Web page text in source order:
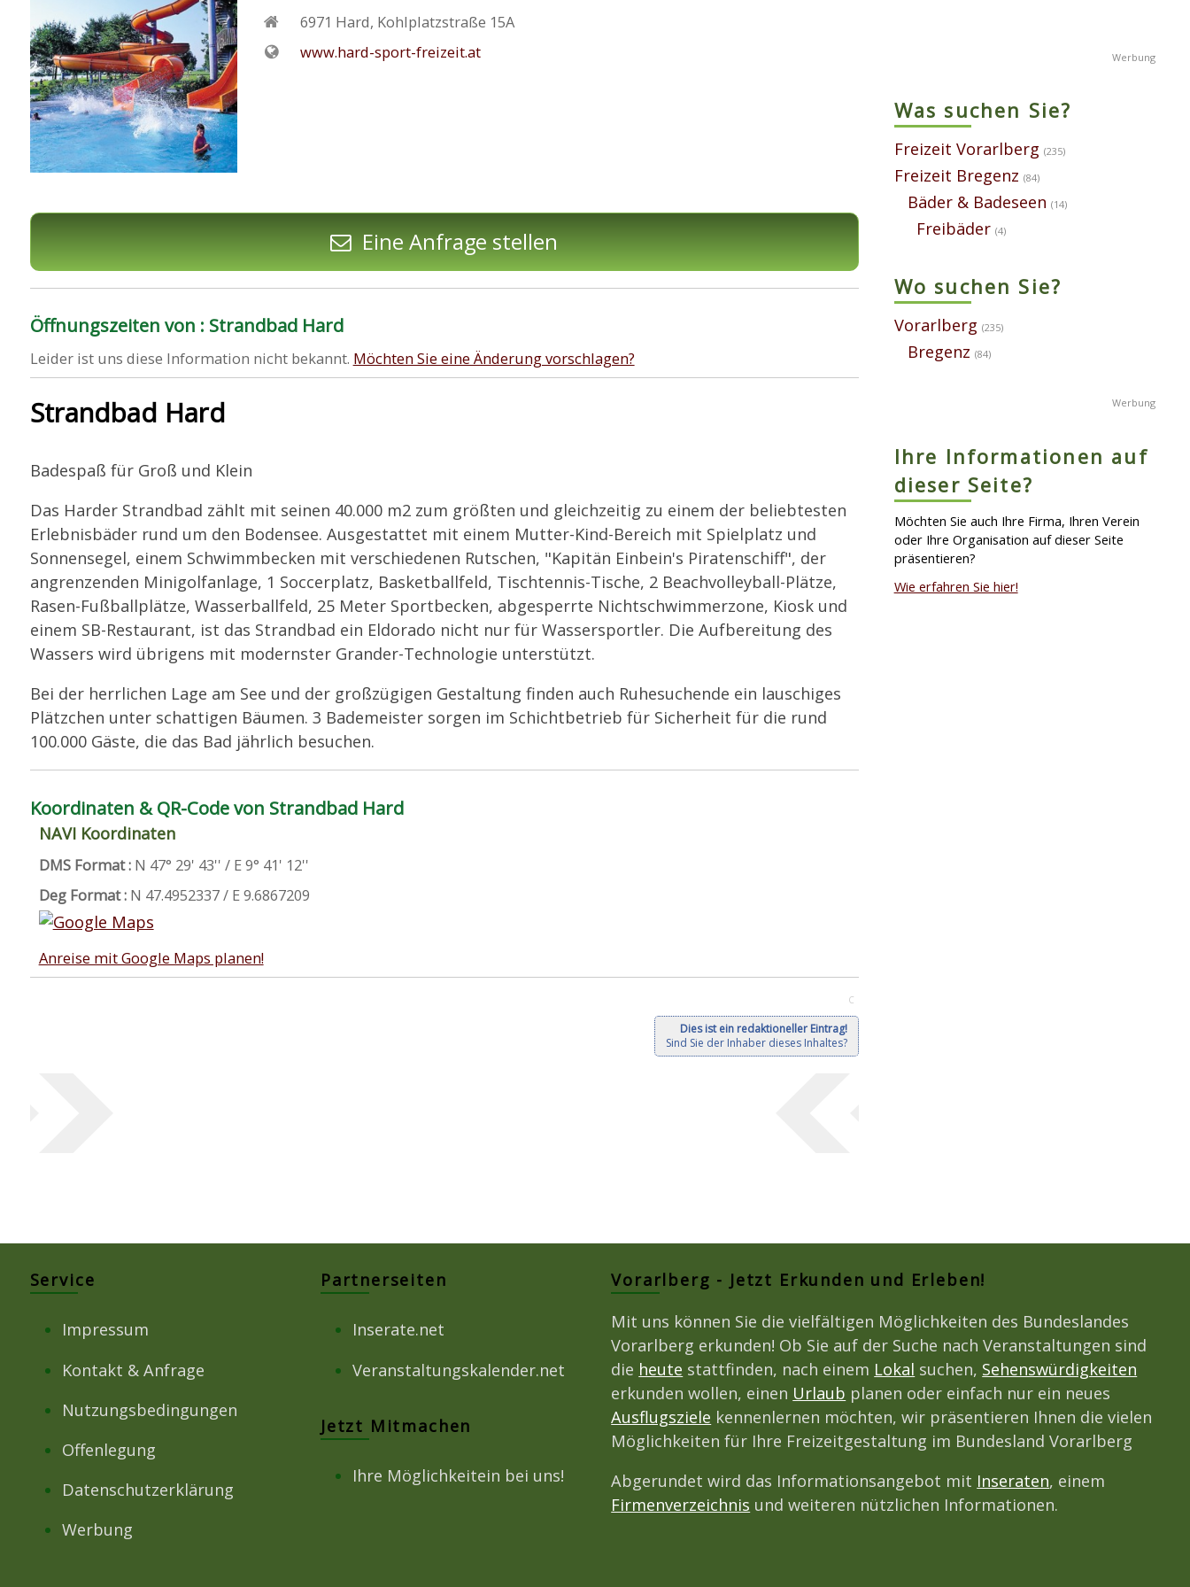
6971 Hard, Kohlplatzstraße 15A
www.hard-sport-freizeit.at
Eine Anfrage stellen
Öffnungszeiten von : Strandbad Hard
Leider ist uns diese Information nicht bekannt. Möchten Sie eine Änderung vorschlagen?
Strandbad Hard
Badespaß für Groß und Klein
Das Harder Strandbad zählt mit seinen 40.000 m2 zum größten und gleichzeitig zu einem der beliebtesten
Erlebnisbäder rund um den Bodensee. Ausgestattet mit einem Mutter-Kind-Bereich mit Spielplatz und
Sonnensegel, einem Schwimmbecken mit verschiedenen Rutschen, "Kapitän Einbein's Piratenschiff", der
angrenzenden Minigolfanlage, 1 Soccerplatz, Basketballfeld, Tischtennis-Tische, 2 Beachvolleyball-Plätze,
Rasen-Fußballplätze, Wasserballfeld, 25 Meter Sportbecken, abgesperrte Nichtschwimmerzone, Kiosk und
einem SB-Restaurant, ist das Strandbad ein Eldorado nicht nur für Wassersportler. Die Aufbereitung des
Wassers wird übrigens mit modernster Grander-Technologie unterstützt.
Bei der herrlichen Lage am See und der großzügigen Gestaltung finden auch Ruhesuchende ein lauschiges
Plätzchen unter schattigen Bäumen. 3 Bademeister sorgen im Schichtbetrieb für Sicherheit für die rund
100.000 Gäste, die das Bad jährlich besuchen.
Koordinaten & QR-Code von Strandbad Hard
NAVI Koordinaten
DMS Format : N 47° 29' 43'' / E 9° 41' 12''
Deg Format : N 47.4952337/ E9.6867209
Anreise mit Google Maps planen!
C
Dies ist ein redaktioneller Eintrag!
Sind Sie der Inhaber dieses Inhaltes?
Was suchen Sie?
Freizeit Vorarlberg (235)
Freizeit Bregenz (84)
Bäder & Badeseen (14)
Freibäder (4)
Wo suchen Sie?
Vorarlberg (235)
Bregenz (84)
Ihre Informationen auf
dieser Seite?
Möchten Sie auch Ihre Firma, Ihren Verein
oder Ihre Organisation auf dieser Seite
präsentieren?
Wie erfahren Sie hier!
Service
Impressum
Kontakt & Anfrage
Nutzungsbedingungen
Offenlegung
Datenschutzerklärung
Werbung
Partnerseiten
Inserate.net
Veranstaltungskalender.net
Jetzt Mitmachen
Ihre Möglichkeitein bei uns!
Vorarlberg - Jetzt Erkunden und Erleben!
Mit uns können Sie die vielfältigen Möglichkeiten des Bundeslandes
Vorarlberg erkunden! Ob Sie auf der Suche nach Veranstaltungen sind
die heute stattfinden, nach einem Lokal suchen, Sehenswürdigkeiten
erkunden wollen, einen Urlaub planen oder einfach nur ein neues
Ausflugsziele kennenlernen möchten, wir präsentieren Ihnen die vielen
Möglichkeiten für Ihre Freizeitgestaltung im Bundesland Vorarlberg
Abgerundet wird das Informationsangebot mit Inseraten, einem
Firmenverzeichnis und weiteren nützlichen Informationen.